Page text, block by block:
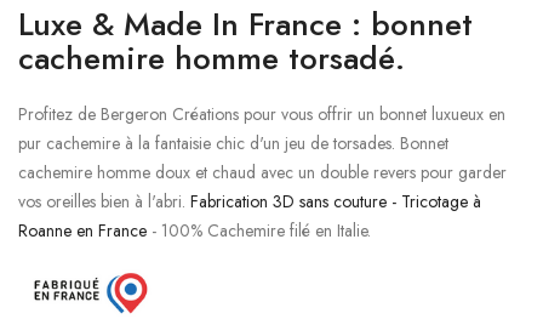
Luxe & Made In France : bonnet
cachemire homme torsadé.
Profitez de Bergeron Créations pour vous offrir un bonnet luxueux en
pur cachemire à la fantaisie chic d'un jeu de torsades. Bonnet
cachemire homme doux et chaud avec un double revers pour garder
vos oreilles bien à l'abri. Fabrication 3D sans couture - Tricotage à
Roanne en France - 100% Cachemire filé en Italie.